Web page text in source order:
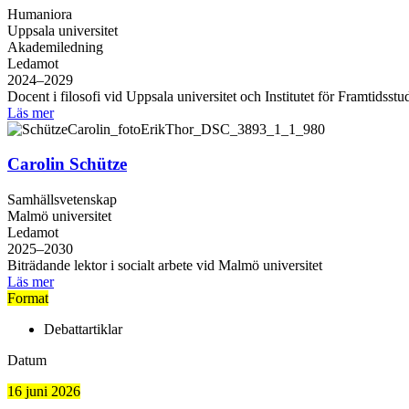
Humaniora
Uppsala universitet
Akademiledning
Ledamot
2024–2029
Docent i filosofi vid Uppsala universitet och Institutet för
Läs mer
Carolin Schütze
Samhällsvetenskap
Malmö universitet
Ledamot
2025–2030
Biträdande lektor i socialt arbete vid Malmö universitet
Läs mer
Format
Debattartiklar
Datum
16 juni 2026